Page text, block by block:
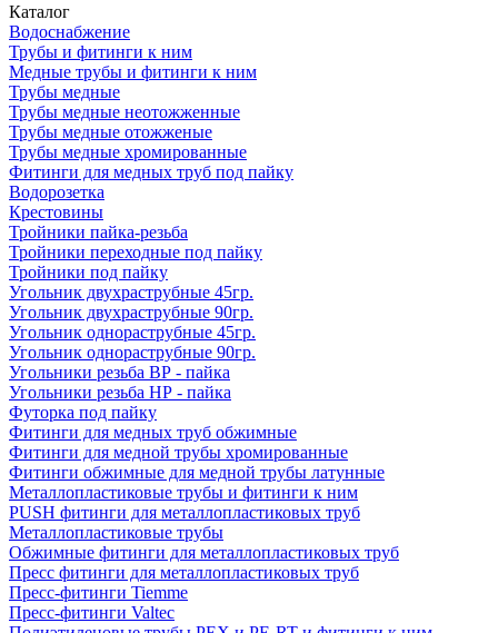
Каталог
Водоснабжение
Трубы и фитинги к ним
Медные трубы и фитинги к ним
Трубы медные
Трубы медные неотожженные
Трубы медные отожженые
Трубы медные хромированные
Фитинги для медных труб под пайку
Водорозетка
Крестовины
Тройники пайка-резьба
Тройники переходные под пайку
Тройники под пайку
Угольник двухраструбные 45гр.
Угольник двухраструбные 90гр.
Угольник однораструбные 45гр.
Угольник однораструбные 90гр.
Угольники резьба ВР - пайка
Угольники резьба НР - пайка
Футорка под пайку
Фитинги для медных труб обжимные
Фитинги для медной трубы хромированные
Фитинги обжимные для медной трубы латунные
Металлопластиковые трубы и фитинги к ним
PUSH фитинги для металлопластиковых труб
Металлопластиковые трубы
Обжимные фитинги для металлопластиковых труб
Пресс фитинги для металлопластиковых труб
Пресс-фитинги Tiemme
Пресс-фитинги Valtec